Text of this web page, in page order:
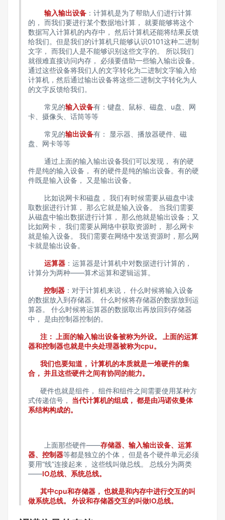
输入输出设备：计算机是为了帮助人们进行计算
的， 而我们要进行某个数据地计算， 就要能够将这个
数据写入计算机的内存中， 然后计算机还能将结果反馈
给我们。但是我们的计算机只能够认识0101这种二进制
文字， 而我们人是不能够识别这些文字的。 所以我们
就很难直接访问内存， 必须要借助一些输入输出设备。
通过这些设备将我们人的文字转化为二进制文字输入给
计算机，然后通过输出设备将这些二进制文字转化为人
的文字反馈给我们。
常见的输入设备有：键盘、鼠标、磁盘、u盘、网
卡、摄像头、话筒等等
常见的输出设备有： 显示器、播放器硬件、磁
盘、网卡等等
通过上面的输入输出设备我们可以发现， 有的硬
件是纯的输入设备， 有的硬件是纯的输出设备。有的硬
件既是输入设备， 又是输出设备。
比如说网卡和磁盘， 我们有时候需要从磁盘中读
取数据进行计算， 那么它就是输入设备。 当我们需要
从磁盘中输出数据进行计算， 那么他就是输出设备；又
比如网卡， 我们需要从网络中获取资源时， 那么网卡
就是输入设备。 我们需要在网络中发送资源时，那么网
卡就是输出设备。
运算器：运算器是计算机中对数据进行计算的，
计算分为两种——算术运算和逻辑运算。
控制器：对于计算机来说， 什么时候将输入设备
的数据放入到存储器。 什么时候将存储器的数据放到运
算器。 什么时候将运算器的数据取出再放回到存储器
中， 是由控制器控制的。
注： 上面的输入输出设备被称为外设。 上面的运算
器和控制器也就是中央处理器被称为cpu。
我们也要知道， 计算机的本质就是一堆硬件的集
合， 并且这些硬件之间有协同的能力。
硬件也就是组件， 组件和组件之间需要使用某种方
式传递信号， 当代计算机的组成， 都是由冯诺依曼体
系结构构成的。
上面那些硬件——存储器、输入输出设备、运算
器、控制器等都是独立的个体， 但是各个硬件单元必须
要用“线”连接起来， 这些线叫做总线。 总线分为两类
——IO总线、系统总线。
其中cpu和存储器， 也就是和内存中进行交互的叫
做系统总线。 外设和存储器交互的叫做IO总线。